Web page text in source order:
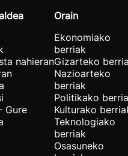
nahieran
Gure
Orain
Ekonomiako
berriak
Gizarteko
Nazioarteko
berriak
Politikako
Kulturako
Teknologiako
berriak
Osasuneko